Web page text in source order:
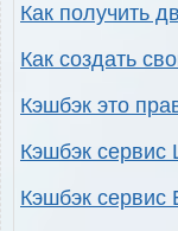
Как получить
Как создать
Кэшбэк это
Кэшбэк сервис
Кэшбэк сервис